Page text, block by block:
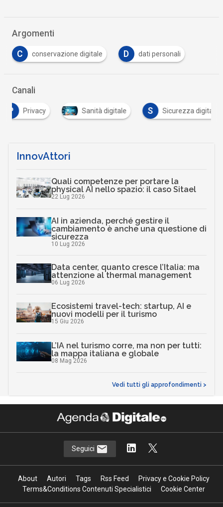
Argomenti
C conservazione digitale D dati personali
Canali
Privacy Sanità digitale Sicurezza digitale
InnovAttori
Quali competenze per portare la
physical AI nello spazio: il caso Sitael
22 Lug 2026
AI in azienda, perché gestire il
cambiamento è anche una questione di
sicurezza
10 Lug 2026
Data center, quanto cresce l’Italia: ma
attenzione al thermal management
06 Lug 2026
Ecosistemi travel-tech: startup, AI e
nuovi modelli per il turismo
15 Giu 2026
L’IA nel turismo corre, ma non per tutti:
la mappa italiana e globale
08 Mag 2026
Vedi tutti gli approfondimenti >
Seguici
About Autori Tags Rss Feed
Privacy e Cookie Policy
Terms&Conditions Contenuti Specialistici
Cookie Center